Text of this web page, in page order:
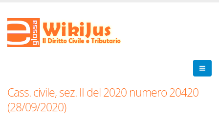
Cass. civile, sez. II del 2020 numero 20420
(28/09/2020)